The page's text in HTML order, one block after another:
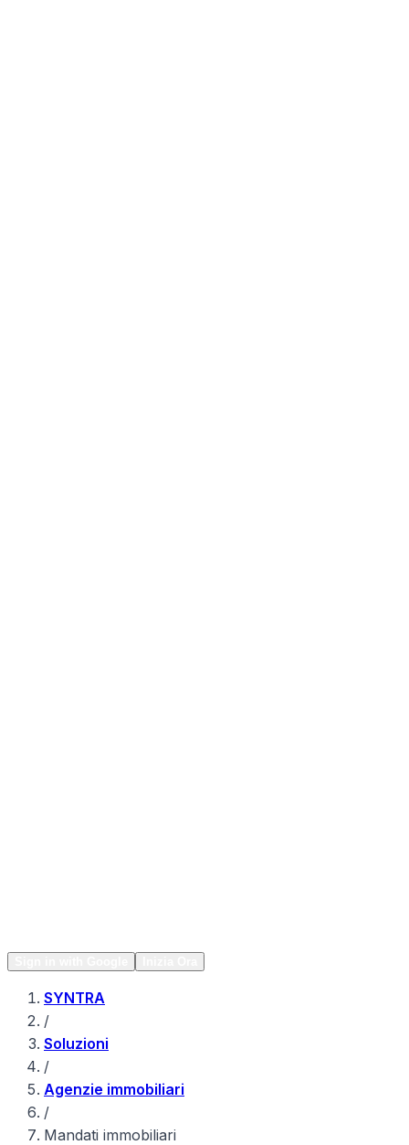
SYNTRA
/
Soluzioni
/
Agenzie immobiliari
/
Mandati immobiliari